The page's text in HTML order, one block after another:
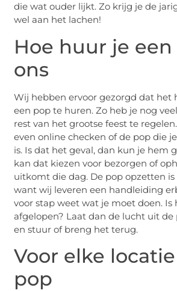
die wat ouder lijkt. Zo krijg je de
wel aan het lachen!
Hoe huur je
ons
Wij hebben ervoor gezorgd dat het
een pop te huren. Zo heb je nog
rest van het grootse feest te
even online checken of de pop die
is. Is dat het geval, dan kun je hem
kan dat kiezen voor bezorgen of
uitkomt die dag. De pop opzetten is
want wij leveren een handleiding
voor stap weet wat je moet doen. Is
afgelopen? Laat dan de lucht uit de
en stuur of breng het terug.
Voor elke
pop